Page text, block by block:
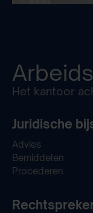
Het kantoor
Juridische
Advies
Bemiddelen
Procederen